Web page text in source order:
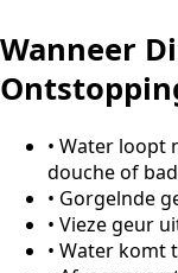
Wanneer
• Water loopt
douche of bad
• Gorgelnde
• Vieze geur
• Water komt